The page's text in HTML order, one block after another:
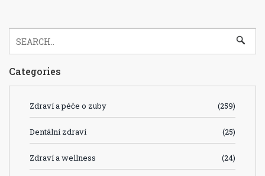
Categories
Zdraví a péče o zuby (259)
Dentální zdraví (25)
Zdraví a wellness (24)